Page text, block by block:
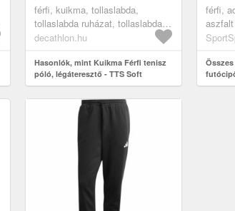
köszönhetően kényelmes viselet.
Testhezálló szabása és rendkívül
rugalmas anyaga ...
férfi, kuikma, tollaslabda,
tollaslabda ruházat, tollaslabda
póló, white, l
decathlon.hu
Hasonlók, mint Kuikma Férfi tenisz
póló, légáteresztő - TTS Soft
férfi,